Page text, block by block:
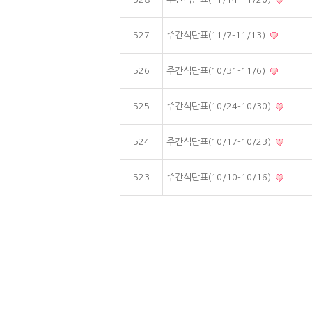
527 주간식단표(11/7-11/13)
526 주간식단표(10/31-11/6)
525 주간식단표(10/24-10/30)
524 주간식단표(10/17-10/23)
523 주간식단표(10/10-10/16)